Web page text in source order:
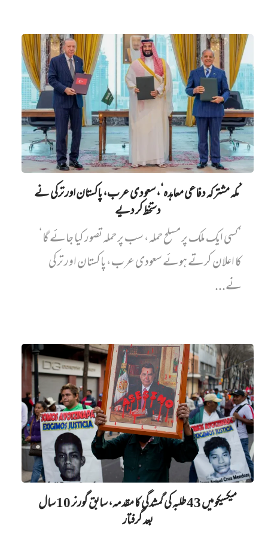
’مکہ مشترکہ دفاعی معاہدہ‘، سعودی عرب، پاکستان اور ترکی نے
دستخط کر دیے
’کسی ایک ملک پر مسلح حملہ، سب پر حملہ تصور کیا جائے گا‘
کا اعلان کرتے ہوئے سعودی عرب، پاکستان اور ترکی
نے...
میکسیکو میں 43 طلبہ کی گمشدگی کا مقدمہ، سابق گورنر 10 سال
بعد گرفتار